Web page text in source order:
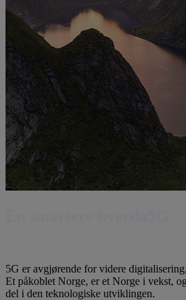
5G er avgjørende for videre
Et påkoblet Norge, er et Norge i vekst,
del i den teknologiske utviklingen.